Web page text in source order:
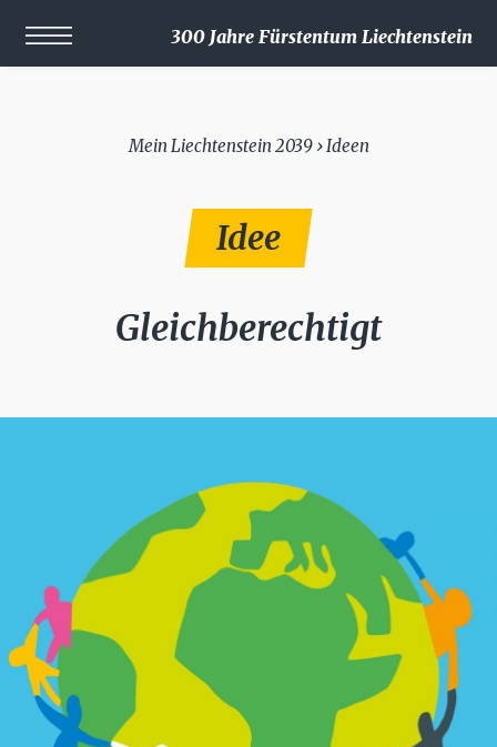
300 Jahre Fürstentum Liechtenstein
Mein Liechtenstein 2039 › Ideen
Idee
Gleichberechtigt